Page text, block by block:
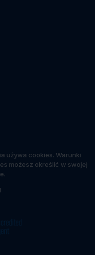
używa cookies. Warunki
możesz określić w swojej